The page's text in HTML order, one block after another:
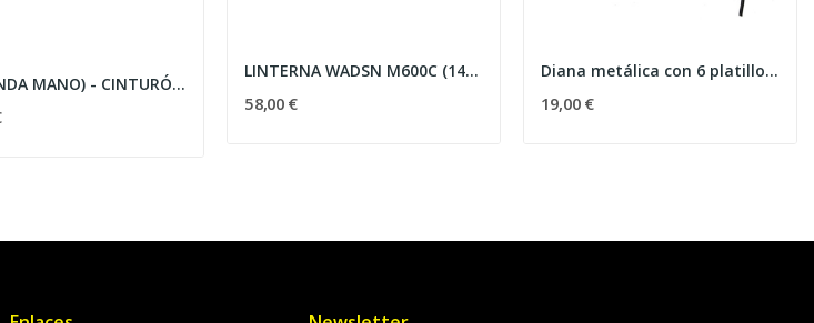
(SEGUNDA MANO) - CINTURÓN SPEEDSOFT NEPPRO MINI...
LINTERNA WADSN M600C (1400 LÚMENES) - TAN
58,00 €
Diana metálica con 6 platillos TG-05
19,00 €